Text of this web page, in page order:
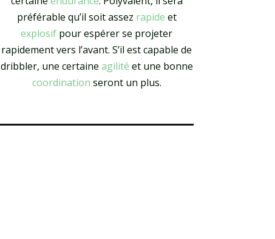
préférable qu’il soit assez rapide et
explosif pour espérer se projeter
rapidement vers l’avant. S’il est capable de
dribbler, une certaine agilité et une bonne
coordination seront un plus.